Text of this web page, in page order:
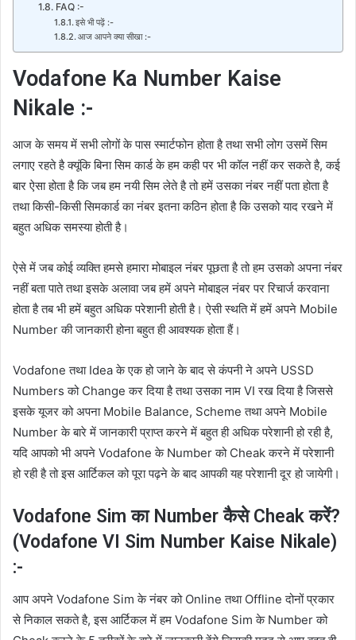
FAQ :-
इसे भी पढ़ें :-
आज आपने क्या सीखा :-
Vodafone Ka Number Kaise
Nikale :-
आज के समय में सभी लोगों के पास स्मार्टफोन होता है तथा सभी लोग उसमें सिम
लगाए रहते है क्यूंकि बिना सिम कार्ड के हम कही पर भी कॉल नहीं कर सकते है, कई
बार ऐसा होता है कि जब हम नयी सिम लेते है तो हमें उसका नंबर नहीं पता होता है
तथा किसी-किसी सिमकार्ड का नंबर इतना कठिन होता है कि उसको याद रखने में
बहुत अधिक समस्या होती है।
ऐसे में जब कोई व्यक्ति हमसे हमारा मोबाइल नंबर पूछता है तो हम उसको अपना नंबर
नहीं बता पाते तथा इसके अलावा जब हमें अपने मोबाइल नंबर पर रिचार्ज करवाना
होता है तब भी हमें बहुत अधिक परेशानी होती है। ऐसी स्थति में हमें अपने Mobile
Number की जानकारी होना बहुत ही आवश्यक होता हैं।
Vodafone तथा Idea के एक हो जाने के बाद से कंपनी ने अपने USSD
Numbers को Change कर दिया है तथा उसका नाम VI रख दिया है जिससे
इसके यूजर को अपना Mobile Balance, Scheme तथा अपने Mobile
Number के बारे में जानकारी प्राप्त करने में बहुत ही अधिक परेशानी हो रही है,
यदि आपको भी अपने Vodafone के Number को Cheak करने में परेशानी
हो रही है तो इस आर्टिकल को पूरा पढ़ने के बाद आपकी यह परेशानी दूर हो जायेगी।
Vodafone Sim का Number कैसे Cheak करें?
(Vodafone VI Sim Number Kaise Nikale)
:-
आप अपने Vodafone Sim के नंबर को Online तथा Offline दोनों प्रकार
से निकाल सकते है, इस आर्टिकल में हम Vodafone Sim के Number को